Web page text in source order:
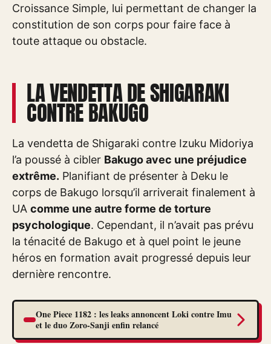
Croissance Simple, lui permettant de changer la
constitution de son corps pour faire face à
toute attaque ou obstacle.
LA VENDETTA DE SHIGARAKI
CONTRE BAKUGO
La vendetta de Shigaraki contre Izuku Midoriya
l’a poussé à cibler Bakugo avec une préjudice
extrême. Planifiant de présenter à Deku le
corps de Bakugo lorsqu’il arriverait finalement à
UA comme une autre forme de torture
psychologique. Cependant, il n’avait pas prévu
la ténacité de Bakugo et à quel point le jeune
héros en formation avait progressé depuis leur
dernière rencontre.
One Piece 1182 : les leaks annoncent Loki contre Imu
et le duo Zoro-Sanji enfin relancé